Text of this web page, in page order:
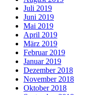
Juli 2019
Juni 2019
Mai 2019
April 2019
März 2019
Februar 2019
Januar 2019
Dezember 2018
November 2018
Oktober 2018